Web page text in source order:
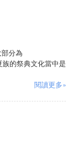
分為
的祭典文化當中是
閱讀更多»